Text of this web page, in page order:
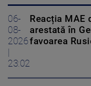
06-
08-
2026
23:02
Reacția
arestată în
favoarea